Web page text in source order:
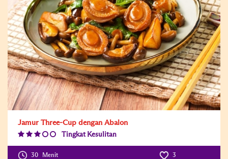
Jamur Three-Cup dengan Abalon
Tingkat Kesulitan
Level:3
30 Menit 3